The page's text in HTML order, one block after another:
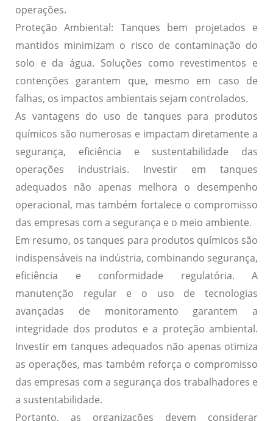
operações.
Proteção Ambiental: Tanques bem projetados e
mantidos minimizam o risco de contaminação do
solo e da água. Soluções como revestimentos e
contenções garantem que, mesmo em caso de
falhas, os impactos ambientais sejam controlados.
As vantagens do uso de tanques para produtos
químicos são numerosas e impactam diretamente a
segurança, eficiência e sustentabilidade das
operações industriais. Investir em tanques
adequados não apenas melhora o desempenho
operacional, mas também fortalece o compromisso
das empresas com a segurança e o meio ambiente.
Em resumo, os tanques para produtos químicos são
indispensáveis na indústria, combinando segurança,
eficiência e conformidade regulatória. A
manutenção regular e o uso de tecnologias
avançadas de monitoramento garantem a
integridade dos produtos e a proteção ambiental.
Investir em tanques adequados não apenas otimiza
as operações, mas também reforça o compromisso
das empresas com a segurança dos trabalhadores e
a sustentabilidade.
Portanto, as organizações devem considerar